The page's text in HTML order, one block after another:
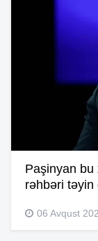
Paşinyan bu
rəhbəri təyin
06 Avqust